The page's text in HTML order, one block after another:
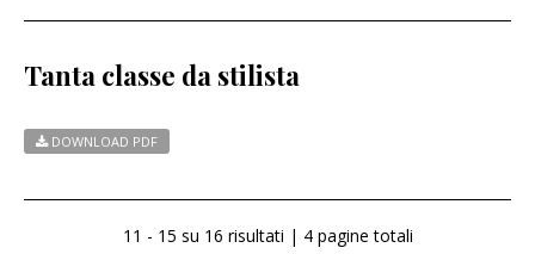
Tanta classe da stilista
DOWNLOAD PDF
11 - 15 su 16 risultati | 4 pagine totali